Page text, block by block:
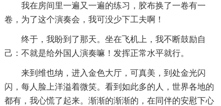
我在房间里一遍又一遍的练习，胶布换了一卷有一
卷，为了这个演奏会，我可没少下工夫啊！
终于，我盼到了那天。坐在飞机上，我不断鼓励自
己：不就是给外国人演奏嘛！发挥正常水平就行。
来到维也纳，进入金色大厅，可真美，到处金光闪
闪，每人脸上洋溢着微笑。看到如此多的人，世界各地的
都有，我心慌了起来。渐渐的渐渐的，在同伴的安慰下心